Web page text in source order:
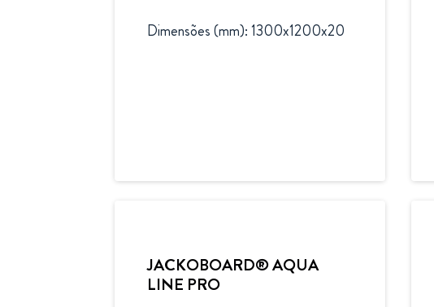
Dimensões (mm): 1300x1200x20
JACKOBOARD® AQUA
LINE PRO